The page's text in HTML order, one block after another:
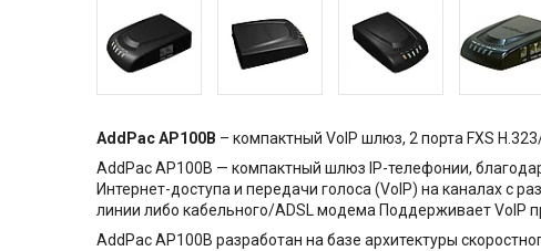
AddPac AP100B – компактный VoIP шлюз, 2 порта FXS
AddPac AP100B — компактный шлюз IP-телефонии,
Интернет-доступа и передачи голоса (VoIP) на каналах с
линии либо кабельного/ADSL модема Поддерживает VoIP
AddPac AP100B разработан на базе архитектуры